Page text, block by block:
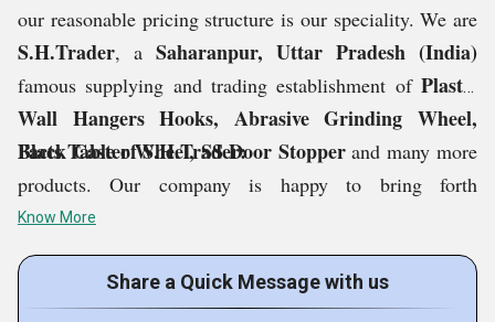
our reasonable pricing structure is our speciality. We are
S.H.Trader, a Saharanpur, Uttar Pradesh (India)
famous supplying and trading establishment of Plastic
Wall Hangers Hooks, Abrasive Grinding Wheel,
Black Caster Wheel, SS Door Stopper and many more
products. Our company is happy to bring forth
Innovative, Ariom, Hari, Marshal and many more
popular brands of industrial products in the Indian
marketplace. We are also an Authorized Dealer of JK
Files (India) Limited (An associate of Raymond Limited)
Facts Table of S.H.Trader:
Know More
Share a Quick Message with us